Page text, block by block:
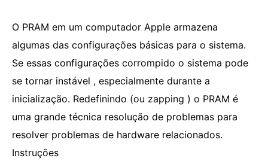
O PRAM em um computador Apple armazena
algumas das configurações básicas para o sistema.
Se essas configurações corrompido o sistema pode
se tornar instável , especialmente durante a
inicialização. Redefinindo (ou zapping ) o PRAM é
uma grande técnica resolução de problemas para
resolver problemas de hardware relacionados.
Instruções